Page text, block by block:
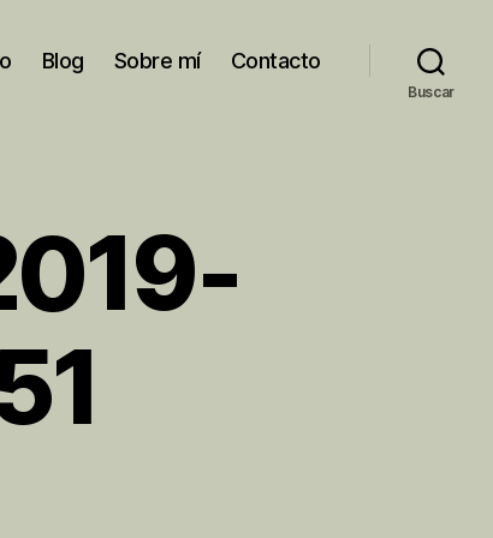
Blog Sobre mí Contacto
Buscar